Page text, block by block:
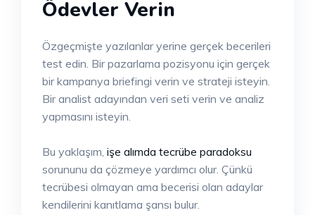
Ödevler Verin
Özgeçmişte yazılanlar yerine gerçek becerileri
test edin. Bir pazarlama pozisyonu için gerçek
bir kampanya briefingi verin ve strateji isteyin.
Bir analist adayından veri seti verin ve analiz
yapmasını isteyin.
Bu yaklaşım, işe alımda tecrübe paradoksu
sorununu da çözmeye yardımcı olur. Çünkü
tecrübesi olmayan ama becerisi olan adaylar
kendilerini kanıtlama şansı bulur.